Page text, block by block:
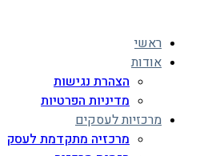
ראשי
אודות
הצהרת נגישות
מדיניות הפרטיות
מרכזיות לעסקים
מרכזיה מתקדמת לעסק